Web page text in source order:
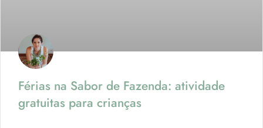
Férias na Sabor de Fazenda: atividade
gratuitas para crianças